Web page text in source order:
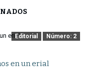
Editorial Número: 2
en un erial